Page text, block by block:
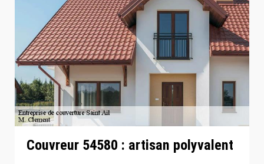
Couvreur 54580 : artisan polyvalent